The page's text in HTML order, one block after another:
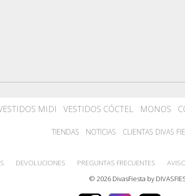
MIDI VESTIDOS CÓCTEL MONOS
TIENDAS NOTICIAS CLIENTAS DIVAS
DEVOLUCIONES PREGUNTAS FRECUENTES
© 2026 DivasFiesta by